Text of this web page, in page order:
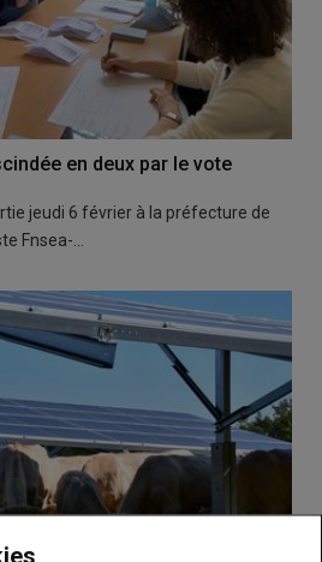
en deux par le vote
jeudi 6 février à la préfecture de
Fnsea-…